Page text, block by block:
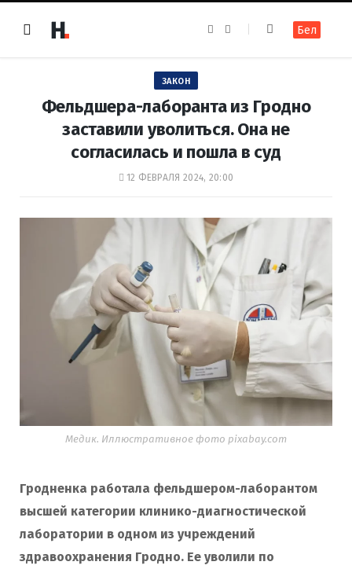
e
k
t
a
m
Бел
ЗАКОН
Фельдшера-лаборанта из Гродно
заставили уволиться. Она не
согласилась и пошла в суд
12 ФЕВРАЛЯ 2024, 20:00
Медик. Иллюстративное фото pixabay.com
Гродненка работала фельдшером-лаборантом
высшей категории клинико-диагностической
лаборатории в одном из учреждений
здравоохранения Гродно. Ее уволили по